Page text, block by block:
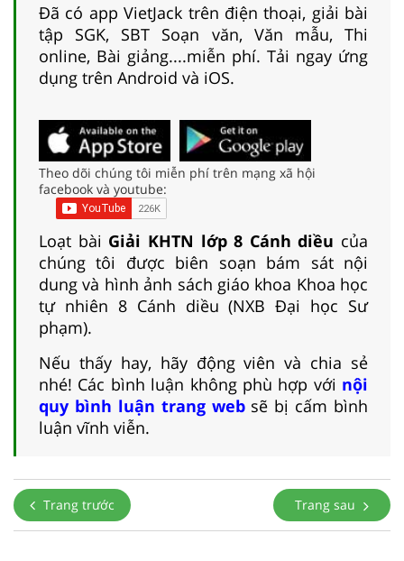
Đã có app VietJack trên điện thoại, giải bài
tập SGK, SBT Soạn văn, Văn mẫu, Thi
online, Bài giảng....miễn phí. Tải ngay ứng
dụng trên Android và iOS.
Theo dõi chúng tôi miễn phí trên mạng xã hội
facebook và youtube:
Loạt bài Giải KHTN lớp 8 Cánh diều của
chúng tôi được biên soạn bám sát nội
dung và hình ảnh sách giáo khoa Khoa học
tự nhiên 8 Cánh diều (NXB Đại học Sư
phạm).
Nếu thấy hay, hãy động viên và chia sẻ
nhé! Các bình luận không phù hợp với nội
quy bình luận trang websẽ bị cấm bình
luận vĩnh viễn.
Trang trước Trang sau